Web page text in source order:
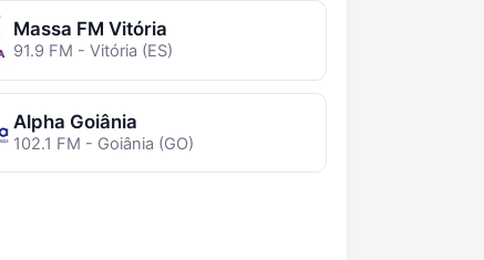
Massa FM Vitória
91.9 FM - Vitória (ES)
Alpha Goiânia
102.1 FM - Goiânia (GO)